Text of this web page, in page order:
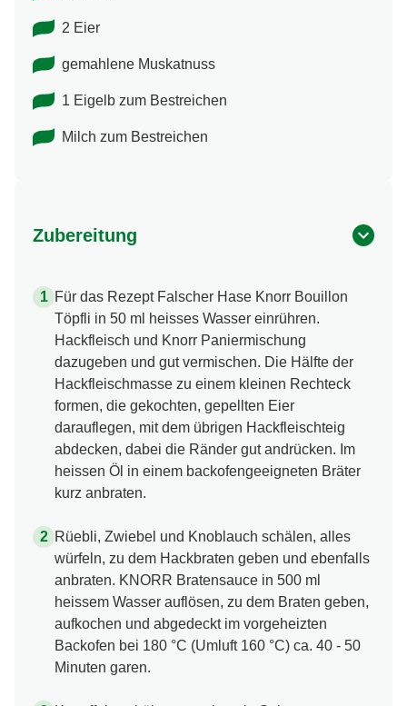
2 Eier
gemahlene Muskatnuss
1 Eigelb zum Bestreichen
Milch zum Bestreichen
Zubereitung
Für das Rezept Falscher Hase Knorr Bouillon
Töpfli in 50 ml heisses Wasser einrühren.
Hackfleisch und Knorr Paniermischung
dazugeben und gut vermischen. Die Hälfte der
Hackfleischmasse zu einem kleinen Rechteck
formen, die gekochten, gepellten Eier
darauflegen, mit dem übrigen Hackfleischteig
abdecken, dabei die Ränder gut andrücken. Im
heissen Öl in einem backofengeeigneten Bräter
kurz anbraten.
Rüebli, Zwiebel und Knoblauch schälen, alles
würfeln, zu dem Hackbraten geben und ebenfalls
anbraten. KNORR Bratensauce in 500 ml
heissem Wasser auflösen, zu dem Braten geben,
aufkochen und abgedeckt im vorgeheizten
Backofen bei 180 °C (Umluft 160 °C) ca. 40 - 50
Minuten garen.